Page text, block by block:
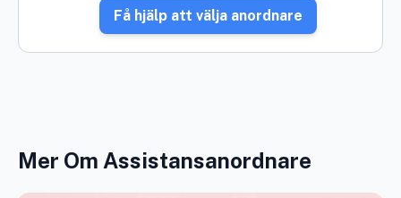
Få hjälp att välja anordnare
Mer Om Assistansanordnare